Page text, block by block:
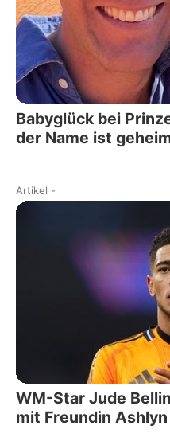
Babyglück bei
der Name ist
Artikel -
WM-Star Jude
mit Freundin Ashlyn